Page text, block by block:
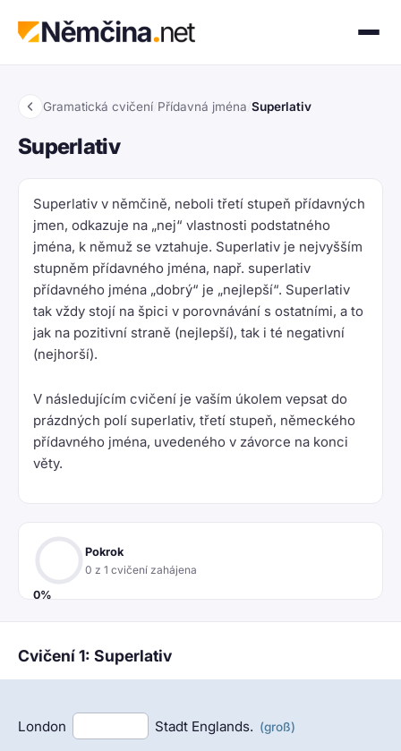
Gramatická cvičení Přídavná jména Superlativ
Superlativ
Superlativ v němčině, neboli třetí stupeň přídavných
jmen, odkazuje na „nej“ vlastnosti podstatného
jména, k němuž se vztahuje. Superlativ je nejvyšším
stupněm přídavného jména, např. superlativ
přídavného jména „dobrý“ je „nejlepší“. Superlativ
tak vždy stojí na špici v porovnávání s ostatními, a to
jak na pozitivní straně (nejlepší), tak i té negativní
(nejhorší).
V následujícím cvičení je vaším úkolem vepsat do
prázdných polí superlativ, třetí stupeň, německého
přídavného jména, uvedeného v závorce na konci
věty.
0%
Pokrok
0 z 1 cvičení zahájena
Cvičení 1: Superlativ
London Stadt Englands. (groß)